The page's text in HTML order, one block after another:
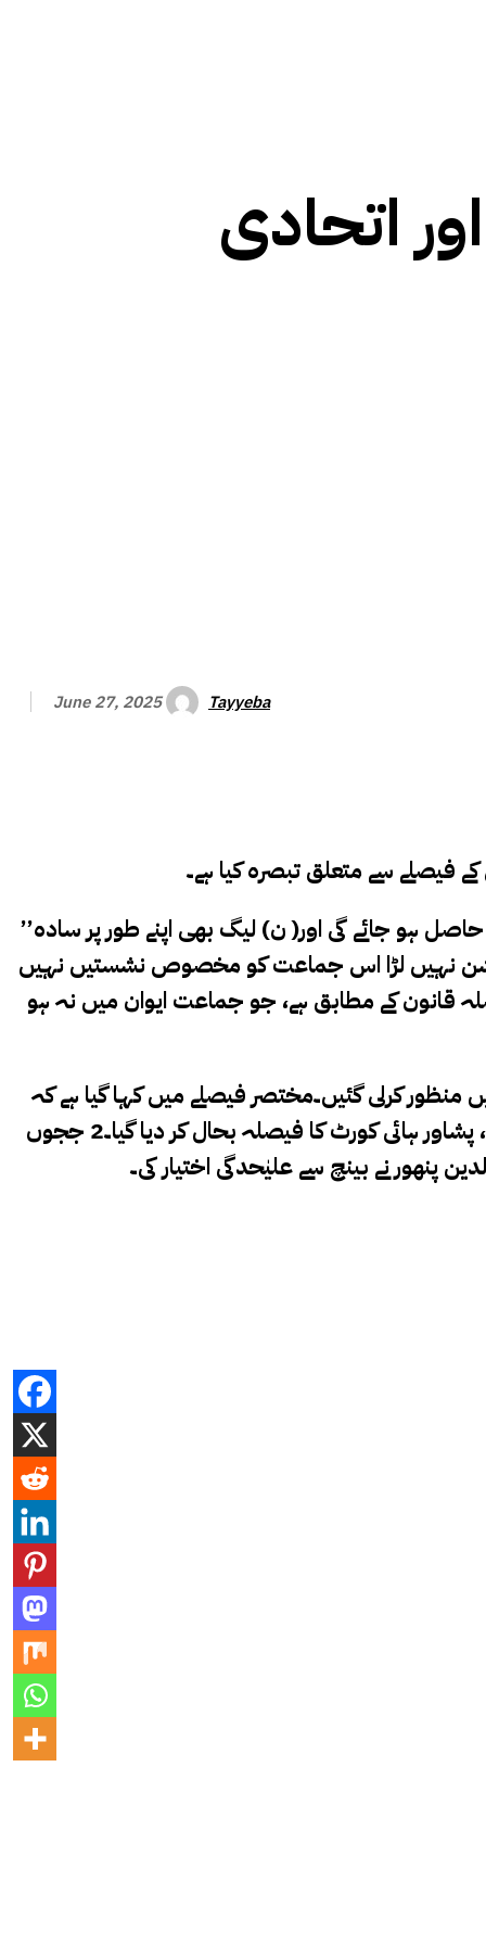
اتحادی
June 27, 2025 Tayyeba
فیصلے سے متعلق تبصرہ کیا ہے۔
’’جنگ ‘‘ کے مطابق اپنے بیان میں رانا ثناء اللّٰہ نے کہا کہ فیصلے کے نتیجے میں اتحادی حکومت کو دو تہائی اکثریت حاصل ہو جائے گی اور( ن) لیگ بھی اپنے طور پر سادہ
نہیں لڑا اس جماعت کو مخصوص نشستیں نہیں
فیصلہ قانون کے مطابق ہے، جو جماعت ایوان میں نہ ہو
کے ساتھ نظرثانی درخواستیں منظور کرلی گئیں۔مختصر فیصلے میں کہا گیا ہے کہ
تمام سول نظرِ ثانی درخواستیں منظور کی جاتی ہیں، 12جولائی 2024ء کا اکثریتی فیصلہ کالعدم قرار دیا جاتا ہے، پشاور ہائی کورٹ کا فیصلہ بحال کر دیا گیا۔2 ججوں
نے بینچ سے علیٰحدگی اختیار کی۔